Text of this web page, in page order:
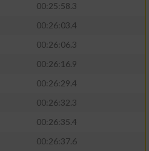
00:25:58.3
00:26:03.4
00:26:06.3
00:26:16.9
00:26:29.4
00:26:32.3
00:26:35.4
00:26:37.6